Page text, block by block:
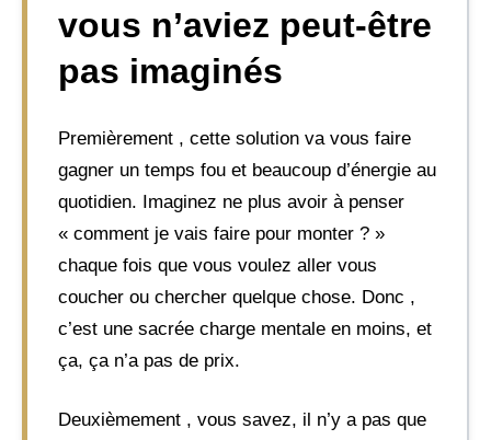
vous n’aviez peut-être
pas imaginés
Premièrement , cette solution va vous faire
gagner un temps fou et beaucoup d’énergie au
quotidien. Imaginez ne plus avoir à penser
« comment je vais faire pour monter ? »
chaque fois que vous voulez aller vous
coucher ou chercher quelque chose. Donc ,
c’est une sacrée charge mentale en moins, et
ça, ça n’a pas de prix.
Deuxièmement , vous savez, il n’y a pas que